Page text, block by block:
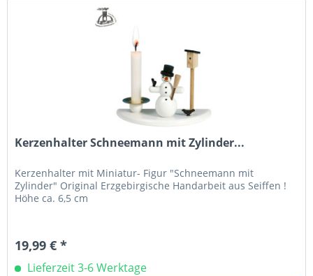
Kerzenhalter Schneemann mit Zylinder...
Kerzenhalter mit Miniatur- Figur "Schneemann mit
Zylinder" Original Erzgebirgische Handarbeit aus Seiffen !
Höhe ca. 6,5 cm
19,99 € *
Lieferzeit 3-6 Werktage